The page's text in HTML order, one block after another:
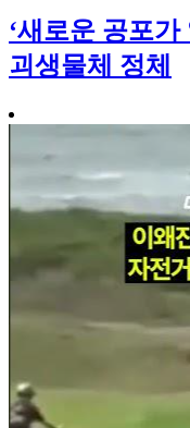
‘새로운 공포
괴생물체 정체